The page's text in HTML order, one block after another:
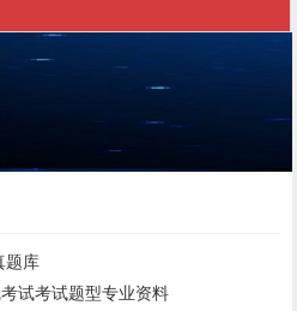
题库
试考试题型专业资料